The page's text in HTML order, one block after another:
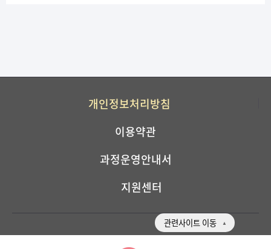
개인정보처리방침
이용약관
과정운영안내서
지원센터
관련사이트 이동